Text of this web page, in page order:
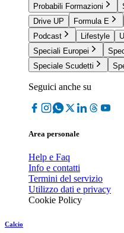
Probabili Formazioni
Drive UP
Formula E
Podcast
Lifestyle
Speciali Europei
Speciale Scudetti
Seguici anche su
Area personale
Help e Faq
Info e contatti
Termini del servizio
Utilizzo dati e privacy
Cookie Policy
Calcio